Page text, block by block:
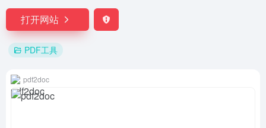
打开网站
PDF工具
pdf2doc